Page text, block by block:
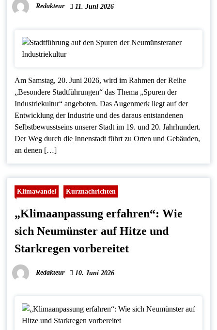
Redakteur 11. Juni 2026
Am Samstag, 20. Juni 2026, wird im Rahmen der Reihe
„Besondere Stadtführungen“ das Thema „Spuren der
Industriekultur“ angeboten. Das Augenmerk liegt auf der
Entwicklung der Industrie und des daraus entstandenen
Selbstbewusstseins unserer Stadt im 19. und 20. Jahrhundert.
Der Weg durch die Innenstadt führt zu Orten und Gebäuden,
an denen […]
Klimawandel Kurznachrichten
„Klimaanpassung erfahren“: Wie
sich Neumünster auf Hitze und
Starkregen vorbereitet
Redakteur 10. Juni 2026